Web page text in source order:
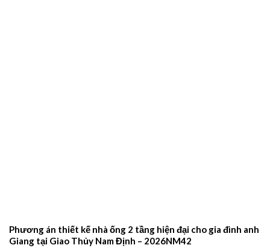
Phương án thiết kế nhà ống 2 tầng hiện đại cho gia đình anh
Giang tại Giao Thủy Nam Định – 2026NM42